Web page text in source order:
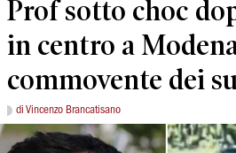
Prof sotto choc
in centro a
commovente dei
di Vincenzo Brancatisano